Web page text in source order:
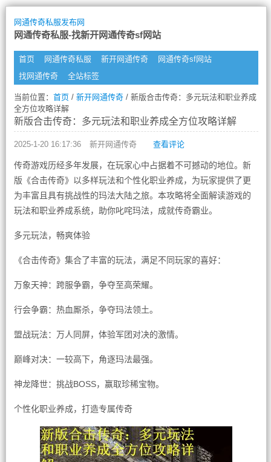
网通传奇私服发布网
网通传奇私服-找新开网通传奇sf网站
首页 网通传奇私服 新开网通传奇
网通传奇sf网站
找网通传奇
全站标签
当前位置： 首页/ 新开网通传奇/ 新版合击传奇：多元玩法和职业养成
全方位攻略详解
新版合击传奇：多元玩法和职业养成全方位攻略详解
2025-1-20 16:17:36 新开网通传奇 查看评论
传奇游戏历经多年发展，在玩家心中占据着不可撼动的地位。新
版《合击传奇》以多样玩法和个性化职业养成，为玩家提供了更
为丰富且具有挑战性的玛法大陆之旅。本攻略将全面解读游戏的
玩法和职业养成系统，助你叱咤玛法，成就传奇霸业。
多元玩法，畅爽体验
《合击传奇》集合了丰富的玩法，满足不同玩家的喜好：
万象天神：跨服争霸，争夺至高荣耀。
行会争霸：热血厮杀，争夺玛法领土。
盟战玩法：万人同屏，体验军团对决的激情。
巅峰对决：一较高下，角逐玛法最强。
神龙降世：挑战BOSS，赢取珍稀宝物。
个性化职业养成，打造专属传奇